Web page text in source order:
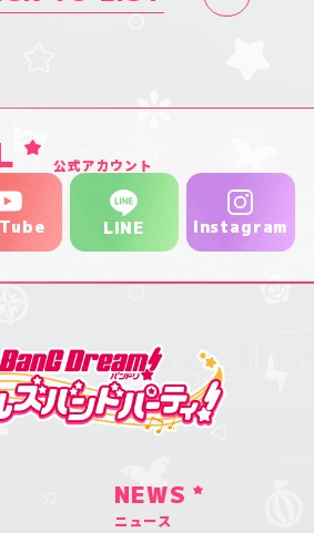
公式アカウント
LINE Instagram
NEWS
ニュース